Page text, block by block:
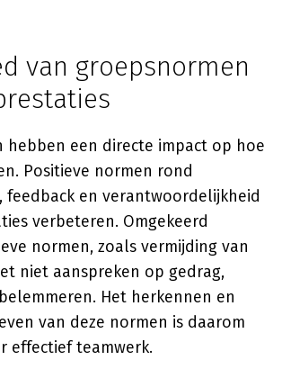
van groepsnormen
hebben een directe impact op hoe
Positieve normen rond
feedback en verantwoordelijkheid
verbeteren. Omgekeerd
normen, zoals vermijding van
niet aanspreken op gedrag,
Het herkennen en
van deze normen is daarom
effectief teamwerk.